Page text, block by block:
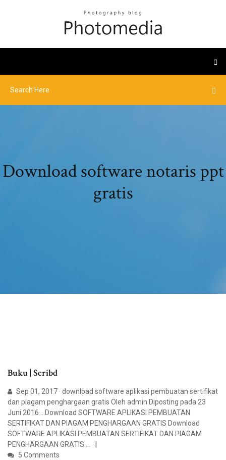
Download software notaris ppt
gratis
Buku | Scribd
Sep 01, 2017 · download software aplikasi pembuatan sertifikat
dan piagam penghargaan gratis Oleh admin Diposting pada 23
Juni 2016 …Download SOFTWARE APLIKASI PEMBUATAN
SERTIFIKAT DAN PIAGAM PENGHARGAAN GRATIS Download
SOFTWARE APLIKASI PEMBUATAN SERTIFIKAT DAN PIAGAM
PENGHARGAAN GRATIS …
5 Comments